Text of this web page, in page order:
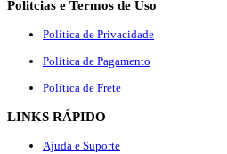
Politcias e Termos de Uso
Política de Privacidade
Política de Pagamento
Política de Frete
LINKS RÁPIDO
Ajuda e Suporte